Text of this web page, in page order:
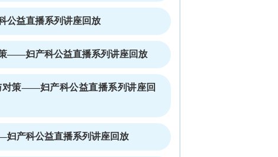
公益直播系列讲座回放
——妇产科公益直播系列讲座回放
对策——妇产科公益直播系列讲座回
产科公益直播系列讲座回放